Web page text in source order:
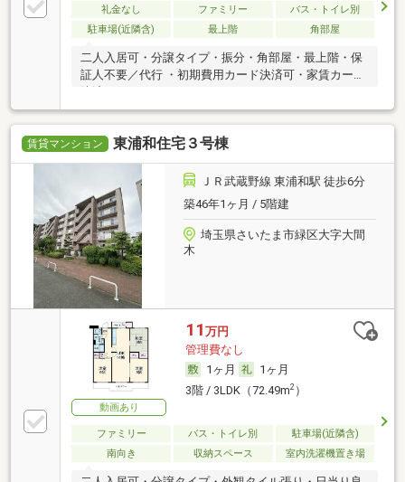
礼金なし ファミリー
バス・トイレ別
駐車場(近隣含)
最上階 角部屋
二人入居可・分譲タイプ・振分・角部屋・最上階・保
証人不要／代行 ・初期費用カード決済可・家賃カード
賃貸マンション 東浦和住宅３号棟
ＪＲ武蔵野線 東浦和駅 徒歩6分
築46年1ヶ月 / 5階建
埼玉県さいたま市緑区大字大間
木
動画あり
11 万円
管理費なし
1ヶ月
1ヶ月
3階 / 3LDK（72.49m2）
ファミリー バス・トイレ別
駐車場(近隣含)
南向き
収納スペース 室内洗濯機置き場